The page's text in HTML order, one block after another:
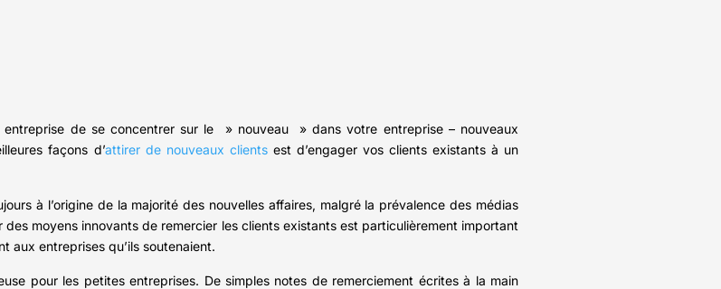
de se concentrer sur le » nouveau » dans votre entreprise – nouveaux
façons d’attirer de nouveaux clientsest d’engager vos clients existants à un
à l’origine de la majorité des nouvelles affaires, malgré la prévalence des médias
moyens innovants de remercier les clients existants est particulièrement important
aux entreprises qu’ils soutenaient.
pour les petites entreprises. De simples notes de remerciement écrites à la main